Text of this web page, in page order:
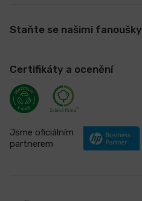
Staňte se našimi fanoušky
Certifikáty a ocenění
Jsme oficiálním
partnerem